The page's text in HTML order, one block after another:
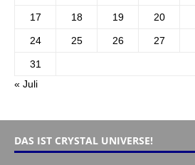
17 18 19 20
24 25 26 27
31
« Juli
DAS IST CRYSTAL UNIVERSE!